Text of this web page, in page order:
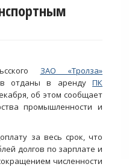
ЗАО «Тролза»
отданы в аренду ПК
об этом сообщает
промышленности и
за весь срок, что
долгов по зарплате и
численности